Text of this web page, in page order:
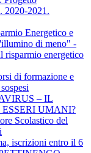
2020-2021.
Energetico e
di meno" -
risparmio energetico
di formazione e
– IL
UMANI?
Scolastico del
iscrizioni entro il 6